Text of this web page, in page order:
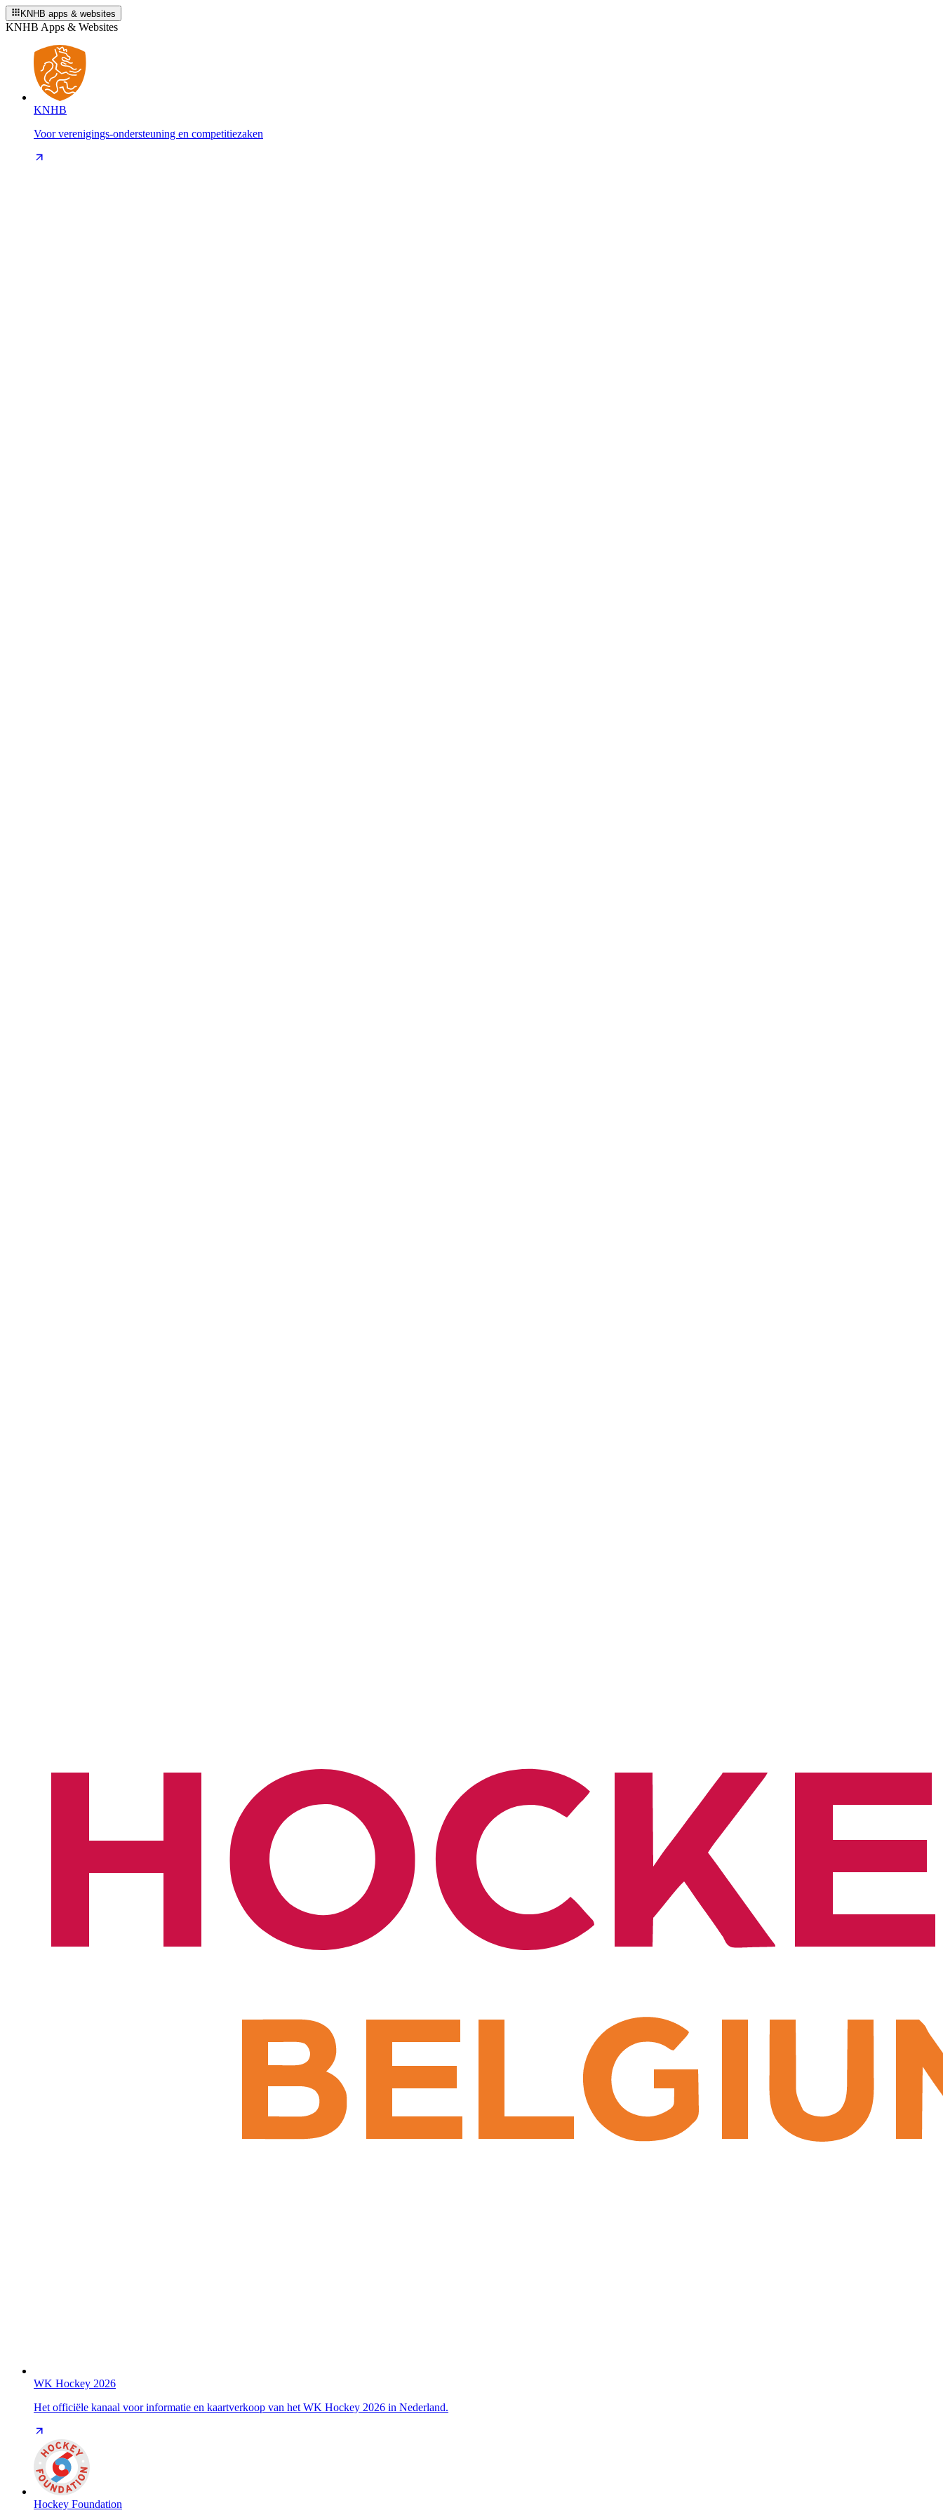
KNHB apps & websites
KNHB Apps & Websites
KNHB
Voor verenigings-ondersteuning en competitiezaken
WK Hockey 2026
Het officiële kanaal voor informatie en kaartverkoop van het WK Hockey 2026 in Nederland.
Hockey Foundation